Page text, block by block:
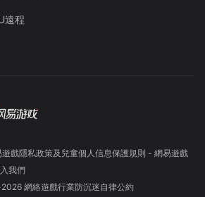
遠程
遊戲隱私政策及兒童個人信息保護規則 - 網易遊戲
我們
2026 網絡遊戲行業防沉迷自律公約